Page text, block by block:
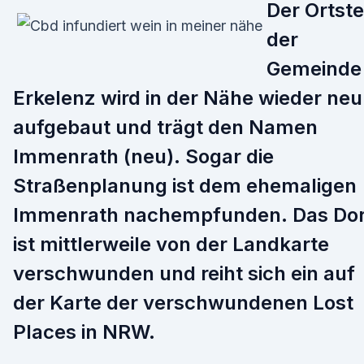
Der
der
Gemeinde
Erkelenz wird in der Nähe wieder neu
aufgebaut und trägt den Namen
Immenrath (neu). Sogar die
Straßenplanung ist dem ehemaligen
Immenrath nachempfunden. Das
ist mittlerweile von der Landkarte
verschwunden und reiht sich ein auf
der Karte der verschwundenen Lost
Places in NRW.